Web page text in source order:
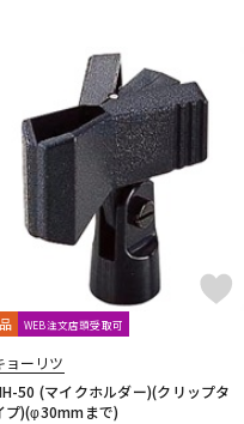
Technologies
Brand
Vermona
VitalAudio
V-MODA
Voyage Audio
Wharfedale
YAXI Zahl
ZAOR
クリエイト
山本音響工芸
cmf by NOTHING
/ Family Labo
WEB注文店頭受取可
ョーリツ
50 (マイクホルダー)(クリップタ
プ)(φ30mmまで)